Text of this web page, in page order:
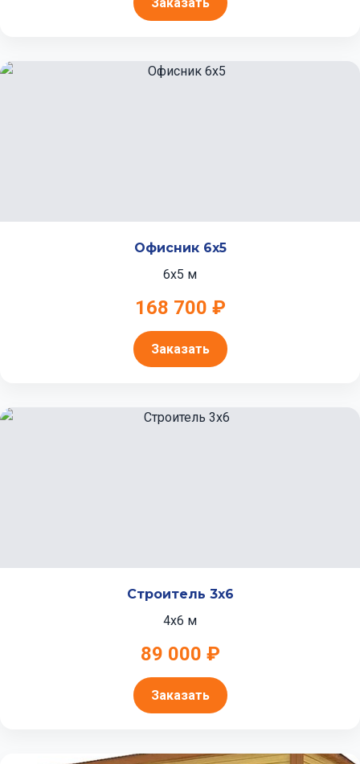
Офисник 6x5
6x5 м
168 700 ₽
Заказать
Строитель 3x6
4x6 м
89 000 ₽
Заказать